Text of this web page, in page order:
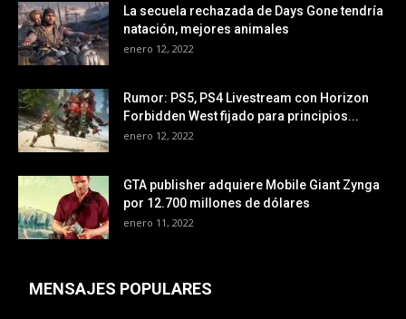
La secuela rechazada de Days Gone tendría
natación, mejores animales
enero 12, 2022
Rumor: PS5, PS4 Livestream con Horizon
Forbidden West fijado para principios...
enero 12, 2022
GTA publisher adquiere Mobile Giant Zynga
por 12.700 millones de dólares
enero 11, 2022
MENSAJES POPULARES